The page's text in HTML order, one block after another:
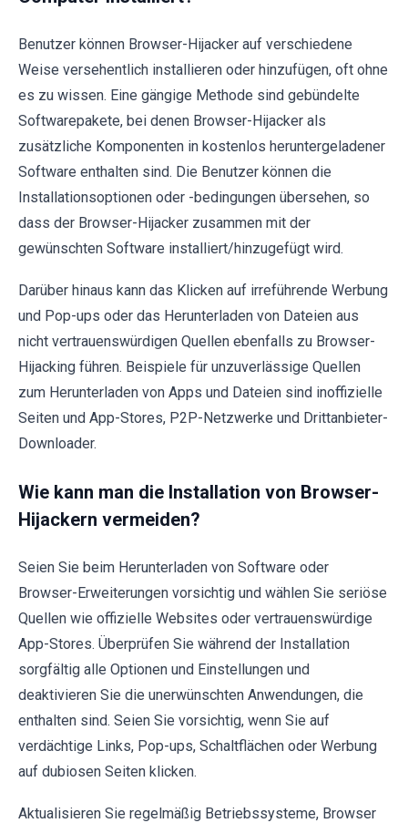
Benutzer können Browser-Hijacker auf verschiedene
Weise versehentlich installieren oder hinzufügen, oft ohne
es zu wissen. Eine gängige Methode sind gebündelte
Softwarepakete, bei denen Browser-Hijacker als
zusätzliche Komponenten in kostenlos heruntergeladener
Software enthalten sind. Die Benutzer können die
Installationsoptionen oder -bedingungen übersehen, so
dass der Browser-Hijacker zusammen mit der
gewünschten Software installiert/hinzugefügt wird.
Darüber hinaus kann das Klicken auf irreführende Werbung
und Pop-ups oder das Herunterladen von Dateien aus
nicht vertrauenswürdigen Quellen ebenfalls zu Browser-
Hijacking führen. Beispiele für unzuverlässige Quellen
zum Herunterladen von Apps und Dateien sind inoffizielle
Seiten und App-Stores, P2P-Netzwerke und Drittanbieter-
Downloader.
Wie kann man die Installation von Browser-
Hijackern vermeiden?
Seien Sie beim Herunterladen von Software oder
Browser-Erweiterungen vorsichtig und wählen Sie seriöse
Quellen wie offizielle Websites oder vertrauenswürdige
App-Stores. Überprüfen Sie während der Installation
sorgfältig alle Optionen und Einstellungen und
deaktivieren Sie die unerwünschten Anwendungen, die
enthalten sind. Seien Sie vorsichtig, wenn Sie auf
verdächtige Links, Pop-ups, Schaltflächen oder Werbung
auf dubiosen Seiten klicken.
Aktualisieren Sie regelmäßig Betriebssysteme, Browser